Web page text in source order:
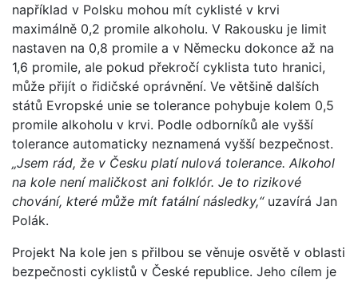
například v Polsku mohou mít cyklisté v krvi
maximálně 0,2 promile alkoholu. V Rakousku je limit
nastaven na 0,8 promile a v Německu dokonce až na
1,6 promile, ale pokud překročí cyklista tuto hranici,
může přijít o řidičské oprávnění. Ve většině dalších
států Evropské unie se tolerance pohybuje kolem 0,5
promile alkoholu v krvi. Podle odborníků ale vyšší
tolerance automaticky neznamená vyšší bezpečnost.
„Jsem rád, že v Česku platí nulová tolerance. Alkohol
na kole není maličkost ani folklór. Je to rizikové
chování, které může mít fatální následky,“ uzavírá Jan
Polák.
Projekt Na kole jen s přilbou se věnuje osvětě v oblasti
bezpečnosti cyklistů v České republice. Jeho cílem je